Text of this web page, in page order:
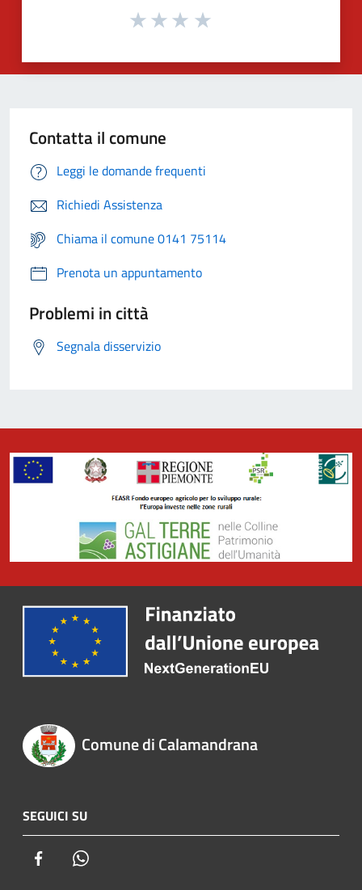
Contatta il comune
Leggi le domande frequenti
Richiedi Assistenza
Chiama il comune 0141 75114
Prenota un appuntamento
Problemi in città
Segnala disservizio
Comune di Calamandrana
SEGUICI SU
Facebook